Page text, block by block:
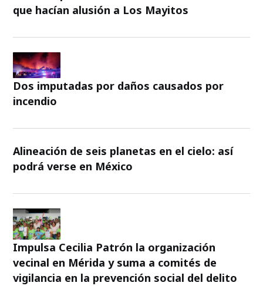
que hacían alusión a Los Mayitos
Dos imputadas por daños causados por
incendio
Alineación de seis planetas en el cielo: así
podrá verse en México
Impulsa Cecilia Patrón la organización
vecinal en Mérida y suma a comités de
vigilancia en la prevención social del delito